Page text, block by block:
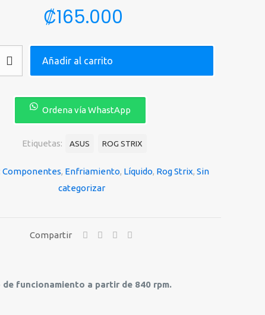
₡165.000
Añadir al carrito
Ordena vía WhastApp
Componentes, Enfriamiento, Líquido, Rog Strix, Sin
categorizar
Etiquetas: ASUS ROG STRIX
Compartir
funcionamiento a partir de 840 rpm.